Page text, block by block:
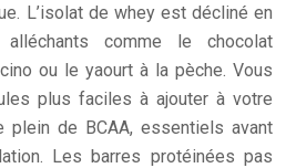
L’isolat de whey est décliné en
comme le chocolat
ou le yaourt à la pèche. Vous
plus faciles à ajouter à votre
plein de BCAA, essentiels avant
Les barres protéinées pas